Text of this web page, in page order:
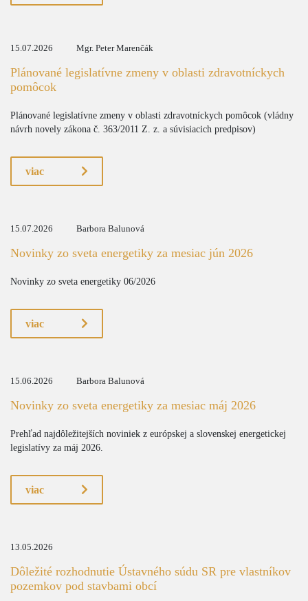
15.07.2026 Mgr. Peter Marenčák
Plánované legislatívne zmeny v oblasti zdravotníckych
pomôcok
Plánované legislatívne zmeny v oblasti zdravotníckych pomôcok (vládny
návrh novely zákona č. 363/2011 Z. z. a súvisiacich predpisov)
viac
15.07.2026 Barbora Balunová
Novinky zo sveta energetiky za mesiac jún 2026
Novinky zo sveta energetiky 06/2026
viac
15.06.2026 Barbora Balunová
Novinky zo sveta energetiky za mesiac máj 2026
Prehľad najdôležitejších noviniek z európskej a slovenskej energetickej
legislatívy za máj 2026.
viac
13.05.2026
Dôležité rozhodnutie Ústavného súdu SR pre vlastníkov
pozemkov pod stavbami obcí